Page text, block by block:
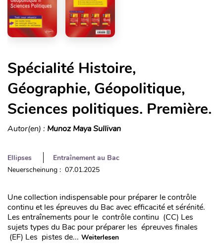
Spécialité Histoire,
Géographie, Géopolitique,
Sciences politiques. Première.
Autor(en) : Munoz Maya Sullivan
Ellipses
Entraînement au Bac
Neuerscheinung : 07.01.2025
Une collection indispensable pour préparer le contrôle
continu et les épreuves du Bac avec efficacité et sérénité.
Les entraînements pour le contrôle continu (CC) Les
sujets types du Bac pour préparer les épreuves finales
(EF) Les pistes de... Weiterlesen